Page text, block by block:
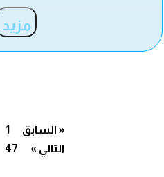
مزيد
« السابق 1
47 التالي »